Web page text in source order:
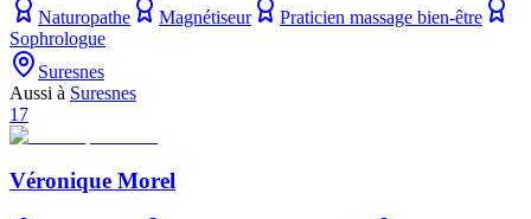
Naturopathe Magnétiseur
Praticien massage bien-être
Sophrologue
Suresnes
Aussi à Suresnes
17
Véronique Morel